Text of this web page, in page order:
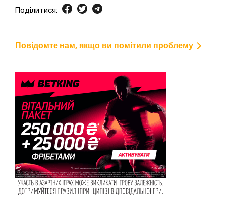
Поділитися:
Повідомте нам, якщо ви помітили проблему